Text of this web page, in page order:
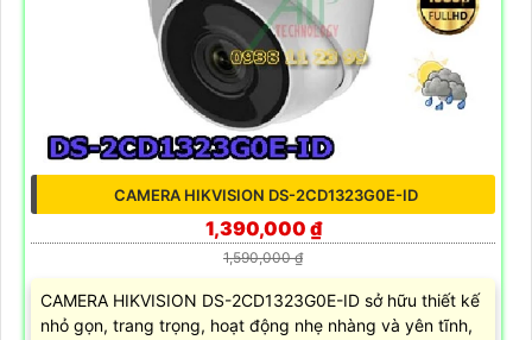
CAMERA HIKVISION DS-2CD1323G0E-ID
1,390,000 ₫
1,590,000 ₫
CAMERA HIKVISION DS-2CD1323G0E-ID sở hữu thiết kế
nhỏ gọn, trang trọng, hoạt động nhẹ nhàng và yên tĩnh,